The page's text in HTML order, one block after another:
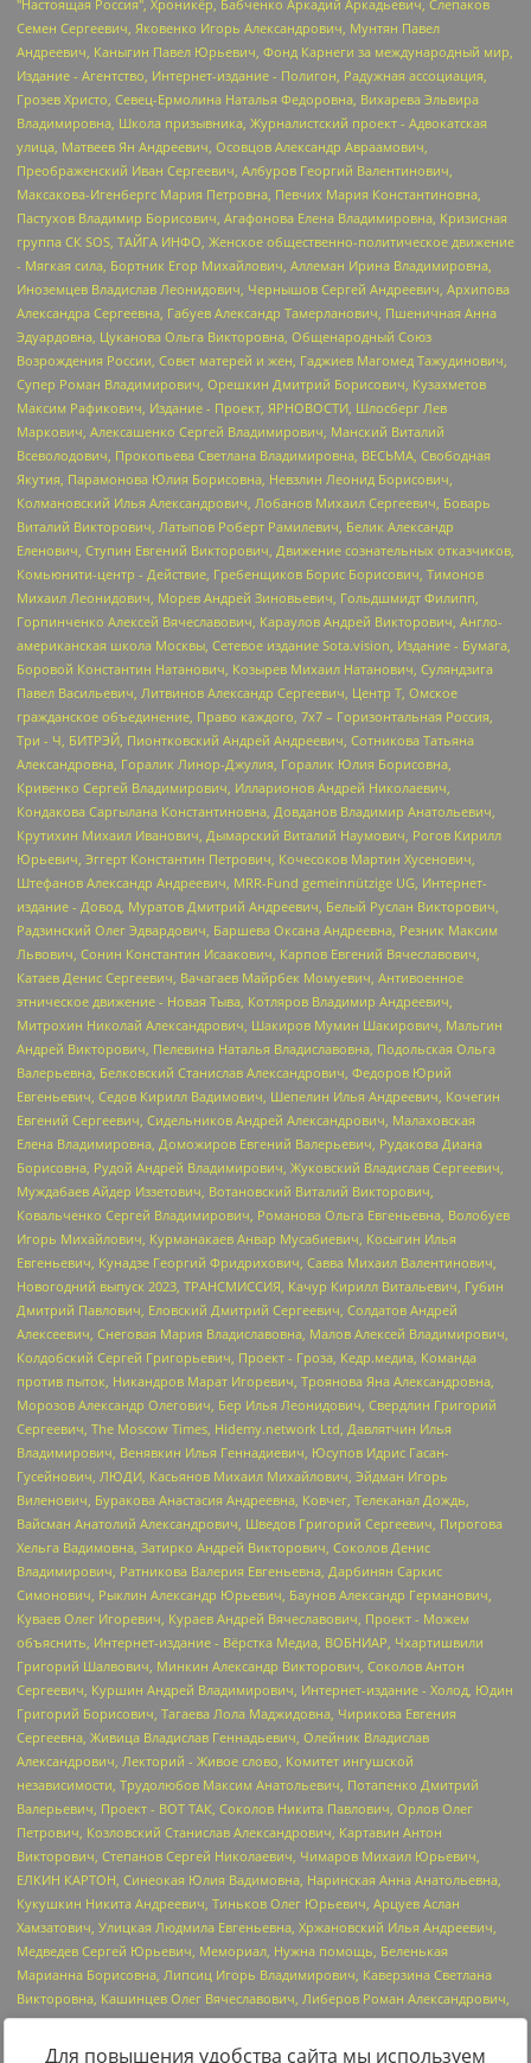
Для повышения удобства сайта мы используем